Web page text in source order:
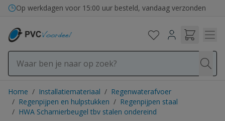
Ga naar de inhoud
Op werkdagen voor 15:00 uur besteld, vandaag verzonden
Home / Installatiemateriaal / Regenwaterafvoer
/ Regenpijpen en hulpstukken / Regenpijpen staal
/ HWA Scharnierbeugel tbv stalen ondereind